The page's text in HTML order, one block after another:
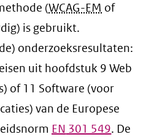
(WCAG-EM of
is gebruikt.
onderzoeksresultaten:
uit hoofdstuk 9 Web
of 11 Software (voor
van de Europese
EN 301 549. De